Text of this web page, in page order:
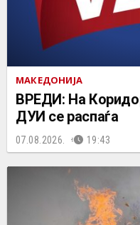
МАКЕДОНИЈА
ВРЕДИ: На
ДУИ се распаѓа
07.08.2026. 19:43